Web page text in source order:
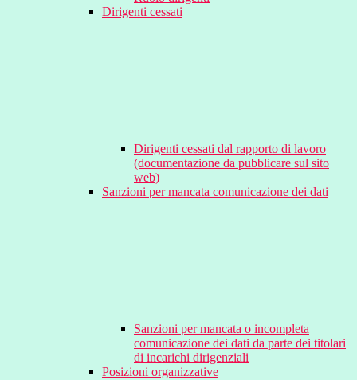
Dirigenti cessati
Dirigenti cessati dal rapporto di lavoro
(documentazione da pubblicare sul sito
web)
Sanzioni per mancata comunicazione dei dati
Sanzioni per mancata o incompleta
comunicazione dei dati da parte dei titolari
di incarichi dirigenziali
Posizioni organizzative